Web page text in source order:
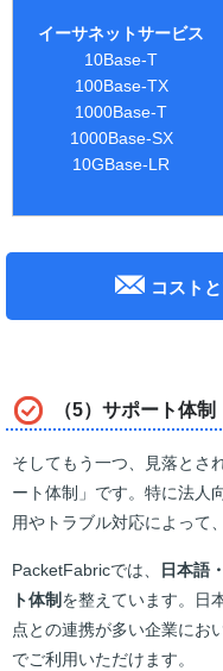
イーサネットサービス
10Base-T
100Base-TX
1000Base-T
1000Base-SX
10GBase-LR
コスト
（5）サポート体制
そしてもう一つ、見落とさ
ート体制」です。特に法人
用やトラブル対応によって
PacketFabricでは、
日本語
ト体制 を整えています。日
点との連携が多い企業にお
でご利用いただけます。